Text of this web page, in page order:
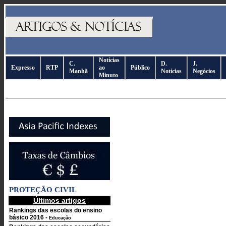
Expresso RTP
C.
Manhã
Notícias
ao
Minuto
Público
D.
Notícias
J.
Negócios
PROTEÇÃO CIVIL
Últimos artigos
Rankings das escolas do ensino
básico 2016 - Educação